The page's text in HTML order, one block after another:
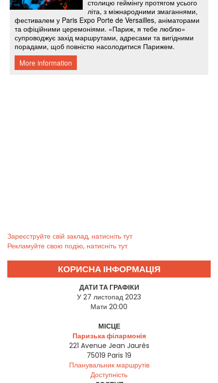
Зареєструйте свій заклад, натисніть тут
Рекламуйте свою подію, натисніть тут
КОРИСНА ІНФОРМАЦІЯ
ДАТИ ТА ГРАФІКИ
У 27 листопад 2023
Мати 20:00
МІСЦЕ
Паризька філармонія
221 Avenue Jean Jaurès
75019 Paris 19
Планувальник маршрутів
Доступність